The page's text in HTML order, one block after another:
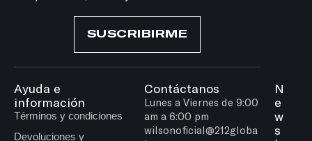
SUSCRIBIRME
Ayuda e
información
Términos y condiciones
Devoluciones y
Contáctanos
Lunes a Viernes de 9:00
am a 6:00 pm
wilsonoficial@212globa
N
e
w
s